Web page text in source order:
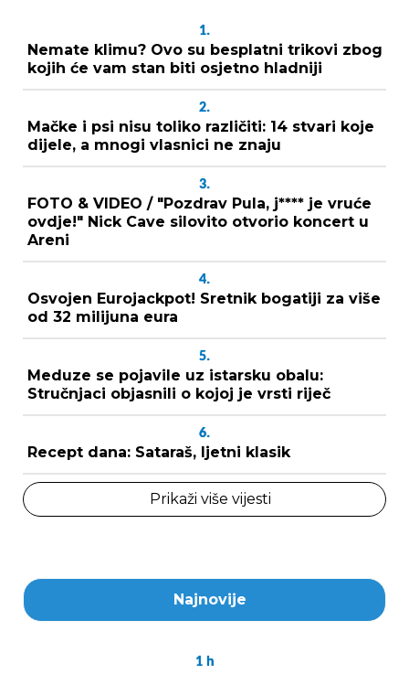
1.
Nemate klimu? Ovo su besplatni trikovi zbog
kojih će vam stan biti osjetno hladniji
2.
Mačke i psi nisu toliko različiti: 14 stvari koje
dijele, a mnogi vlasnici ne znaju
3.
FOTO & VIDEO / "Pozdrav Pula, j**** je vruće
ovdje!" Nick Cave silovito otvorio koncert u
Areni
4.
Osvojen Eurojackpot! Sretnik bogatiji za više
od 32 milijuna eura
5.
Meduze se pojavile uz istarsku obalu:
Stručnjaci objasnili o kojoj je vrsti riječ
6.
Recept dana: Sataraš, ljetni klasik
Prikaži više vijesti
Najnovije
1 h